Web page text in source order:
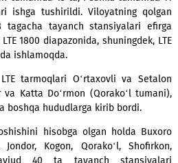
standartida yanada sifatli
stansiyalari soni ham oshirildi.
stansiyalari (36 ta) Buxoro
tumanida 13 ta, Peshku
ishga tushirildi. Viloyatning
8 tagacha tayanch stansiyalari
LTE 1800 diapazonida,
ishlamoqda.